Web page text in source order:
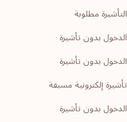
التأشيرة مطلوبة
الدخول بدون تأشيرة
الدخول بدون تأشيرة
تأشيرة إلكترونية مسبقة
الدخول بدون تأشيرة